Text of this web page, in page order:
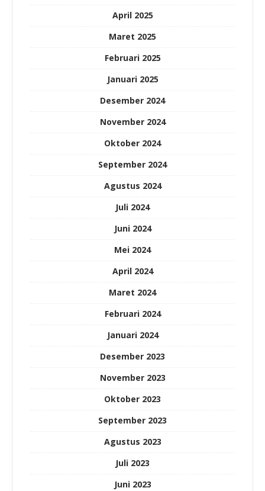
April 2025
Maret 2025
Februari 2025
Januari 2025
Desember 2024
November 2024
Oktober 2024
September 2024
Agustus 2024
Juli 2024
Juni 2024
Mei 2024
April 2024
Maret 2024
Februari 2024
Januari 2024
Desember 2023
November 2023
Oktober 2023
September 2023
Agustus 2023
Juli 2023
Juni 2023